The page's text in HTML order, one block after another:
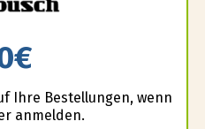
Ihre Bestellungen, wenn
anmelden.